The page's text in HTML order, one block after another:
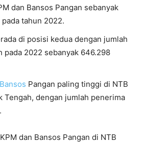
dan Bansos Pangan sebanyak
tahun 2022.
di posisi kedua dengan jumlah
pada 2022 sebanyak 646.298
Bansos Pangan paling tinggi di NTB
Tengah, dengan jumlah penerima
dan Bansos Pangan di NTB